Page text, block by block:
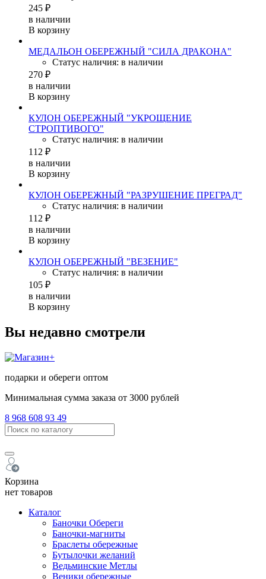
245 ₽
в наличии
В корзину
МЕДАЛЬОН ОБЕРЕЖНЫЙ "СИЛА ДРАКОНА"
Статус наличия: в наличии
270 ₽
в наличии
В корзину
КУЛОН ОБЕРЕЖНЫЙ "УКРОЩЕНИЕ
СТРОПТИВОГО"
Статус наличия: в наличии
112 ₽
в наличии
В корзину
КУЛОН ОБЕРЕЖНЫЙ "РАЗРУШЕНИЕ ПРЕГРАД"
Статус наличия: в наличии
112 ₽
в наличии
В корзину
КУЛОН ОБЕРЕЖНЫЙ "ВЕЗЕНИЕ"
Статус наличия: в наличии
105 ₽
в наличии
В корзину
Вы недавно смотрели
подарки и обереги оптом
Минимальная сумма заказа от 3000 рублей
8 968 608 93 49
Корзина
нет товаров
Каталог
Баночки Обереги
Баночки-магниты
Браслеты обережные
Бутылочки желаний
Ведьминские Метлы
Веники обережные